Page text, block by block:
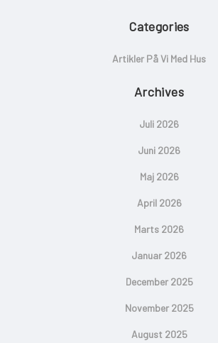
Categories
Artikler På Vi Med Hus
Archives
Juli 2026
Juni 2026
Maj 2026
April 2026
Marts 2026
Januar 2026
December 2025
November 2025
August 2025